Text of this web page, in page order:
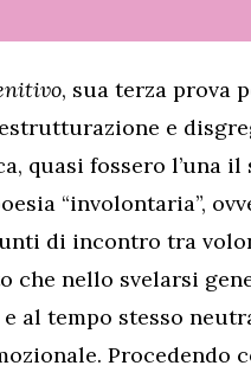
, sua terza prova
e
quasi fossero l’una il
“involontaria”,
di incontro tra
che nello svelarsi
al tempo stesso
Procedendo